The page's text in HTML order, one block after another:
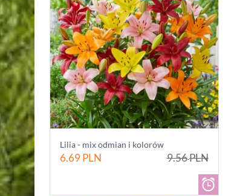
Lilia - mix odmian i kolorów
6.69PLN 9.56PLN